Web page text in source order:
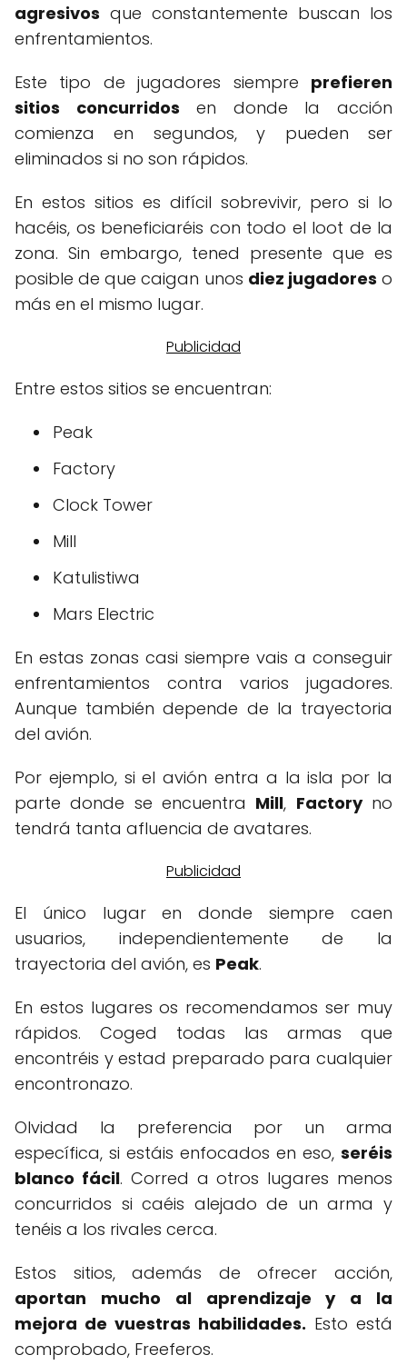
agresivos que constantemente buscan los
enfrentamientos.
Este tipo de jugadores siempre prefieren
sitios concurridos en donde la acción
comienza en segundos, y pueden ser
eliminados si no son rápidos.
En estos sitios es difícil sobrevivir, pero si lo
hacéis, os beneficiaréis con todo el loot de la
zona. Sin embargo, tened presente que es
posible de que caigan unos diez jugadores o
más en el mismo lugar.
Entre estos sitios se encuentran:
Peak
Factory
Clock Tower
Mill
Katulistiwa
Mars Electric
En estas zonas casi siempre vais a conseguir
enfrentamientos contra varios jugadores.
Aunque también depende de la trayectoria
del avión.
Por ejemplo, si el avión entra a la isla por la
parte donde se encuentra Mill, Factoryno
tendrá tanta afluencia de avatares.
El único lugar en donde siempre caen
usuarios, independientemente de la
trayectoria del avión, es Peak.
En estos lugares os recomendamos ser muy
rápidos. Coged todas las armas que
encontréis y estad preparado para cualquier
encontronazo.
Olvidad la preferencia por un arma
específica, si estáis enfocados en eso, seréis
blanco fácil. Corred a otros lugares menos
concurridos si caéis alejado de un arma y
tenéis a los rivales cerca.
Estos sitios, además de ofrecer acción,
aportan mucho al aprendizaje y a la
mejora de vuestras habilidades. Esto está
comprobado, Freeferos.